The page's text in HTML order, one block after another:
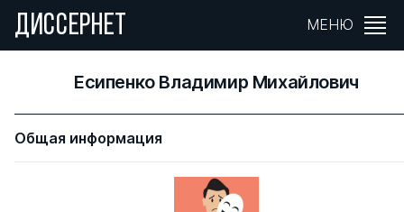
ДИССЕРНЕТ МЕНЮ
Есипенко Владимир Михайлович
Общая информация